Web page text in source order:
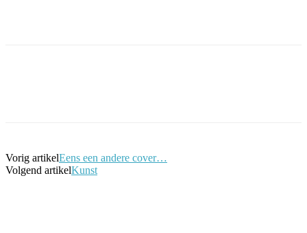
Vorig artikelEens een andere cover…
Volgend artikelKunst